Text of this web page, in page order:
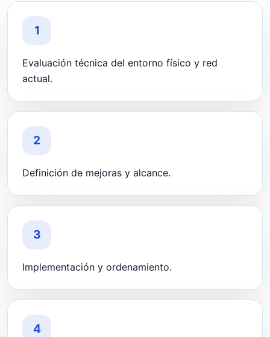
1
Evaluación técnica del entorno físico y red
actual.
2
Definición de mejoras y alcance.
3
Implementación y ordenamiento.
4